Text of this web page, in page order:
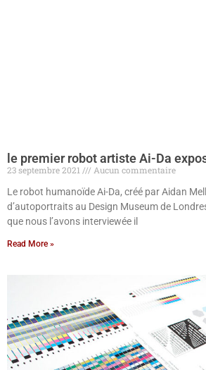
le premier robot artiste Ai-Da
23 septembre 2021
Aucun commentaire
Le robot humanoïde Ai-Da, créé par Aidan
d’autoportraits au Design Museum de
que nous l’avons interviewée il
Read More »